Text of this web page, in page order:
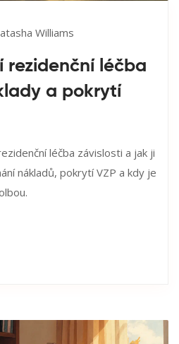
Williams
rezidenční léčba
a pokrytí
léčba závislosti a jak ji
nákladů, pokrytí VZP a kdy je